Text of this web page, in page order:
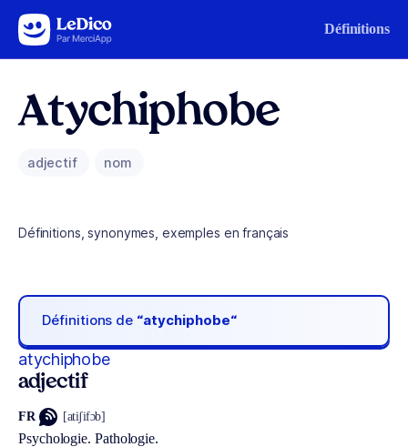
Aller au contenu Définitions
Atychiphobe
adjectif nom
Définitions, synonymes, exemples en français
Définitions de “atychiphobe“
atychiphobe
adjectif
FR [atiʃifɔb]
Psychologie. Pathologie.